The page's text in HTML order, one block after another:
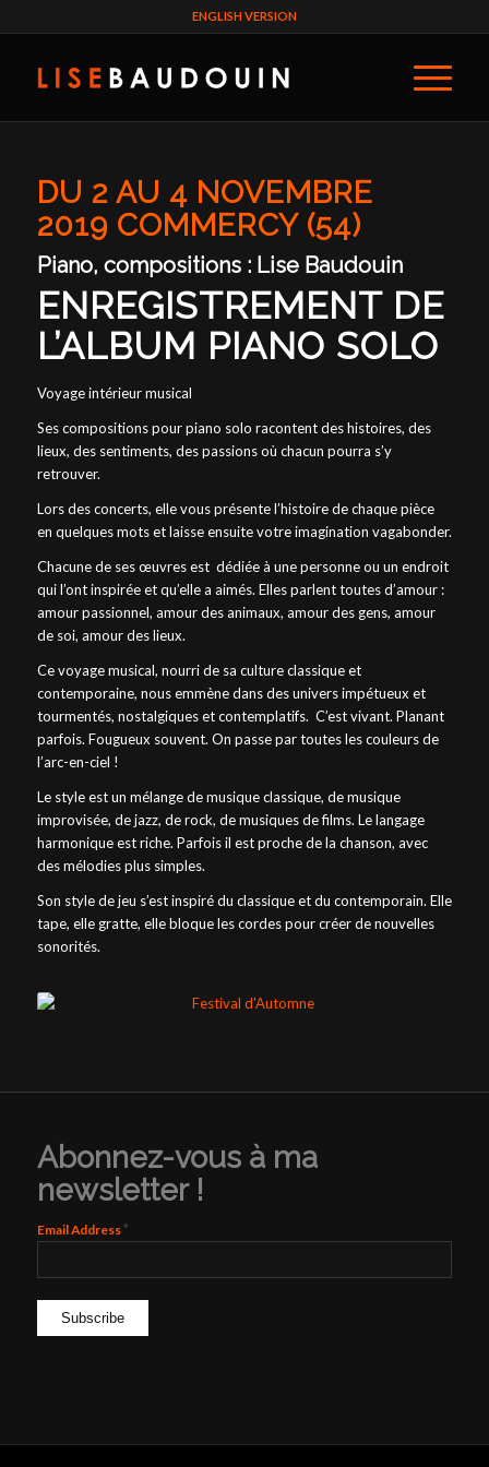
ENGLISH VERSION
DU 2 AU 4 NOVEMBRE
2019 COMMERCY (54)​
Piano, compositions : Lise Baudouin
ENREGISTREMENT DE
L’ALBUM PIANO SOLO
Voyage intérieur musical
Ses compositions pour piano solo racontent des histoires, des
lieux, des sentiments, des passions où chacun pourra s’y
retrouver.
Lors des concerts, elle vous présente l’histoire de chaque pièce
en quelques mots et laisse ensuite votre imagination vagabonder.
Chacune de ses œuvres est dédiée à une personne ou un endroit
qui l’ont inspirée et qu’elle a aimés. Elles parlent toutes d’amour :
amour passionnel, amour des animaux, amour des gens, amour
de soi, amour des lieux.
Ce voyage musical, nourri de sa culture classique et
contemporaine, nous emmène dans des univers impétueux et
tourmentés, nostalgiques et contemplatifs. C’est vivant. Planant
parfois. Fougueux souvent. On passe par toutes les couleurs de
l’arc-en-ciel !
Le style est un mélange de musique classique, de musique
improvisée, de jazz, de rock, de musiques de films. Le langage
harmonique est riche. Parfois il est proche de la chanson, avec
des mélodies plus simples.
Son style de jeu s’est inspiré du classique et du contemporain. Elle
tape, elle gratte, elle bloque les cordes pour créer de nouvelles
sonorités.
Abonnez-vous à ma
newsletter !
Email Address *